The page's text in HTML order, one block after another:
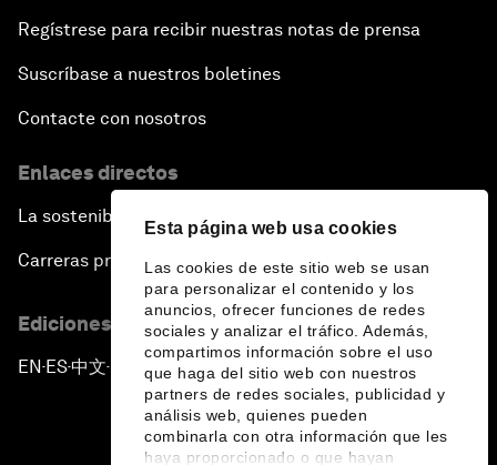
Esta página web usa cookies
Las cookies de este sitio web se usan
para personalizar el contenido y los
anuncios, ofrecer funciones de redes
sociales y analizar el tráfico. Además,
compartimos información sobre el uso
que haga del sitio web con nuestros
partners de redes sociales, publicidad y
análisis web, quienes pueden
combinarla con otra información que les
haya proporcionado o que hayan
Regístrese para recibir nuestras notas de prensa
Suscríbase a nuestros boletines
Contacte con nosotros
Enlaces directos
La sostenibilidad en el Foro
Carreras profesionales
Ediciones en otros idiomas
EN ▪ ES▪中文▪ 日本語